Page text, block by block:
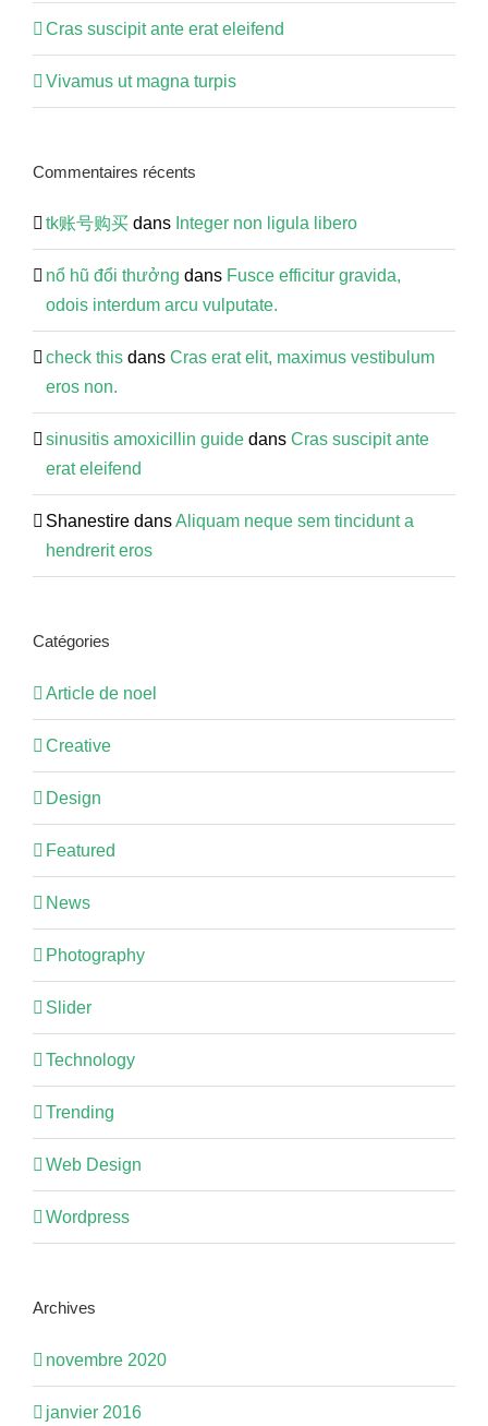
Cras suscipit ante erat eleifend
Vivamus ut magna turpis
Commentaires récents
tk账号购买 dans Integer non ligula libero
nổ ​hũ​ đ​ổ​i​ t​hư​ở​ng dans Fusce efficitur gravida,
odois interdum arcu vulputate.
check this dans Cras erat elit, maximus vestibulum
eros non.
sinusitis amoxicillin guide dans Cras suscipit ante
erat eleifend
Shanestire dansAliquam neque sem tincidunt a
hendrerit eros
Catégories
Article de noel
Creative
Design
Featured
News
Photography
Slider
Technology
Trending
Web Design
Wordpress
Archives
novembre 2020
janvier 2016